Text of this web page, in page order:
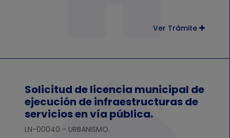
Ver Trámite
Solicitud de licencia municipal de
ejecución de infraestructuras de
servicios en vía pública.
LN-00040 - URBANISMO.